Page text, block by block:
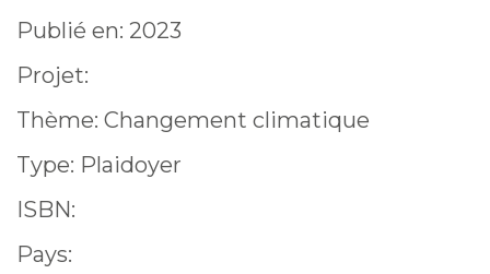
Publié en: 2023
Projet:
Thème: Changement climatique
Type: Plaidoyer
ISBN:
Pays: